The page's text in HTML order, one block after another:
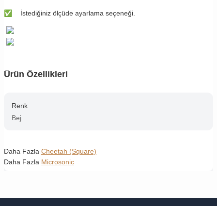
✅ ​​İstediğiniz ölçüde ayarlama seçeneği.
Ürün Özellikleri
Renk
Bej
Daha Fazla Cheetah (Square)
Daha Fazla Microsonic